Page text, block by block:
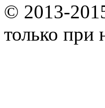
© 2013-
только при